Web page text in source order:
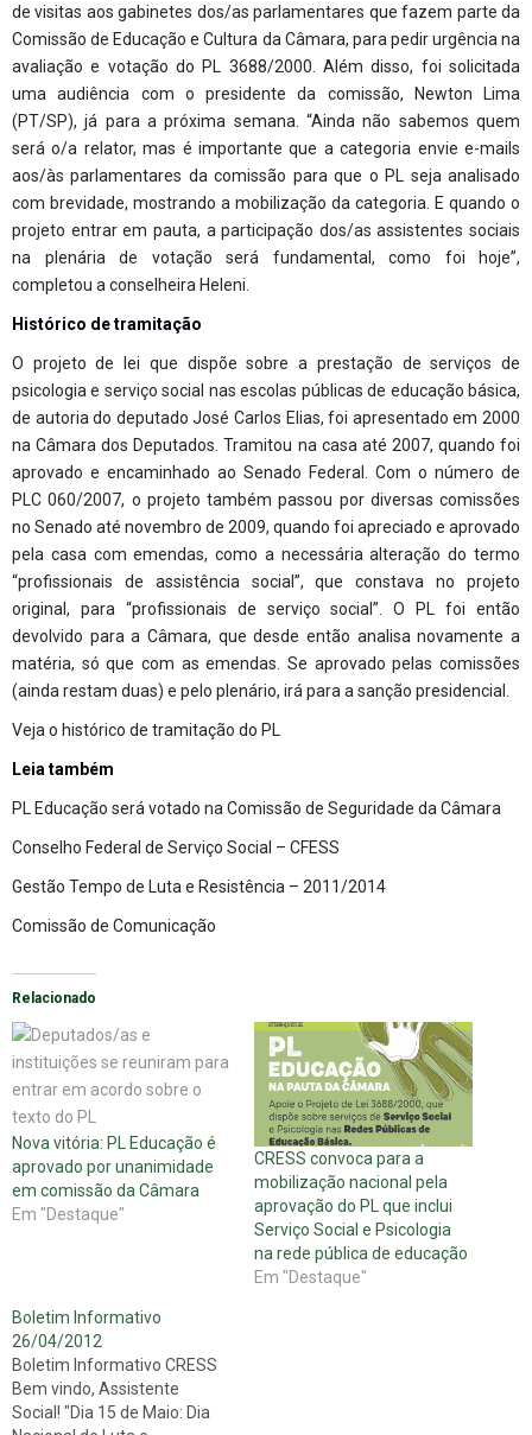
de visitas aos gabinetes dos/as parlamentares que fazem parte da
Comissão de Educação e Cultura da Câmara, para pedir urgência na
avaliação e votação do PL 3688/2000. Além disso, foi solicitada
uma audiência com o presidente da comissão, Newton Lima
(PT/SP), já para a próxima semana. “Ainda não sabemos quem
será o/a relator, mas é importante que a categoria envie e-mails
aos/às parlamentares da comissão para que o PL seja analisado
com brevidade, mostrando a mobilização da categoria. E quando o
projeto entrar em pauta, a participação dos/as assistentes sociais
na plenária de votação será fundamental, como foi hoje”,
completou a conselheira Heleni.
Histórico de tramitação
O projeto de lei que dispõe sobre a prestação de serviços de
psicologia e serviço social nas escolas públicas de educação básica,
de autoria do deputado José Carlos Elias, foi apresentado em 2000
na Câmara dos Deputados. Tramitou na casa até 2007, quando foi
aprovado e encaminhado ao Senado Federal. Com o número de
PLC 060/2007, o projeto também passou por diversas comissões
no Senado até novembro de 2009, quando foi apreciado e aprovado
pela casa com emendas, como a necessária alteração do termo
“profissionais de assistência social”, que constava no projeto
original, para “profissionais de serviço social”. O PL foi então
devolvido para a Câmara, que desde então analisa novamente a
matéria, só que com as emendas. Se aprovado pelas comissões
(ainda restam duas) e pelo plenário, irá para a sanção presidencial.
Veja o histórico de tramitação do PL
Leia também
PL Educação será votado na Comissão de Seguridade da Câmara
Conselho Federal de Serviço Social – CFESS
Gestão Tempo de Luta e Resistência – 2011/2014
Comissão de Comunicação
Relacionado
Nova vitória: PL Educação é
aprovado por unanimidade
em comissão da Câmara
Em "Destaque"
CRESS convoca para a
mobilização nacional pela
aprovação do PL que inclui
Serviço Social e Psicologia
na rede pública de educação
Em "Destaque"
Boletim Informativo
26/04/2012
Boletim Informativo CRESS
Bem vindo, Assistente
Social! "Dia 15 de Maio: Dia